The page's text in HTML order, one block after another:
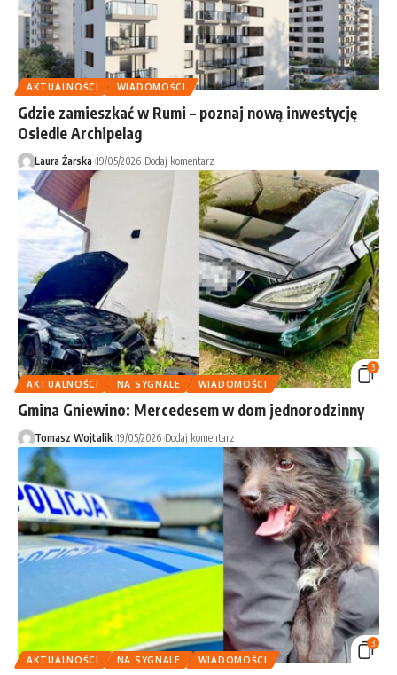
AKTUALNOŚCI WIADOMOŚCI
Gdzie zamieszkać w Rumi – poznaj nową inwestycję
Osiedle Archipelag
Laura Żarska 19/05/2026 Dodaj komentarz
3
AKTUALNOŚCI
NA SYGNALE WIADOMOŚCI
Gmina Gniewino: Mercedesem w dom jednorodzinny
Tomasz Wojtalik 19/05/2026 Dodaj komentarz
3
AKTUALNOŚCI
NA SYGNALE WIADOMOŚCI